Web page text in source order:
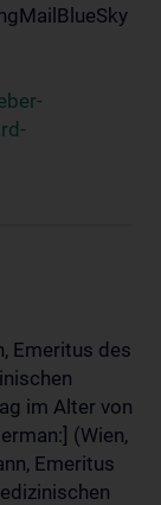
Emeritus des
im Alter von
(Wien,
Emeritus